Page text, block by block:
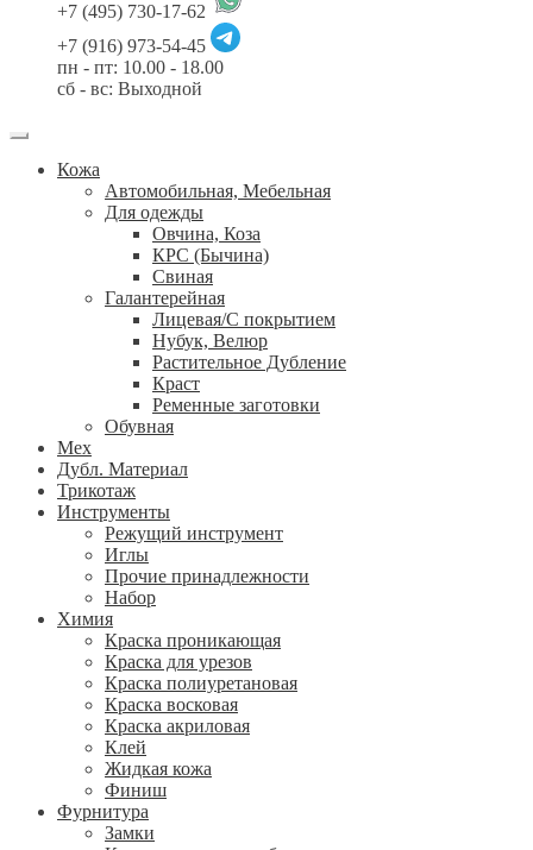
+7 (495) 730-17-62
+7 (916) 973-54-45
пн - пт: 10.00 - 18.00
сб - вс: Выходной
Кожа
Автомобильная, Мебельная
Для одежды
Овчина, Коза
КРС (Бычина)
Свиная
Галантерейная
Лицевая/С покрытием
Нубук, Велюр
Растительное Дубление
Краст
Ременные заготовки
Обувная
Мех
Дубл. Материал
Трикотаж
Инструменты
Режущий инструмент
Иглы
Прочие принадлежности
Набор
Химия
Краска проникающая
Краска для урезов
Краска полиуретановая
Краска восковая
Краска акриловая
Клей
Жидкая кожа
Финиш
Фурнитура
Замки